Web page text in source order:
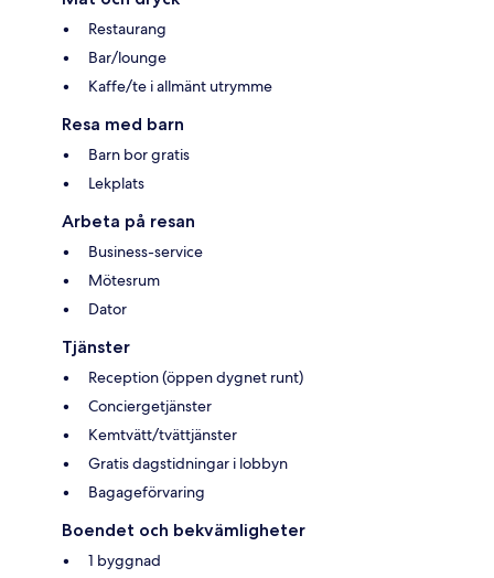
Restaurang
Bar/lounge
Kaffe/te i allmänt utrymme
Resa med barn
Barn bor gratis
Lekplats
Arbeta på resan
Business-service
Mötesrum
Dator
Tjänster
Reception (öppen dygnet runt)
Conciergetjänster
Kemtvätt/tvättjänster
Gratis dagstidningar i lobbyn
Bagageförvaring
Boendet och bekvämligheter
1 byggnad